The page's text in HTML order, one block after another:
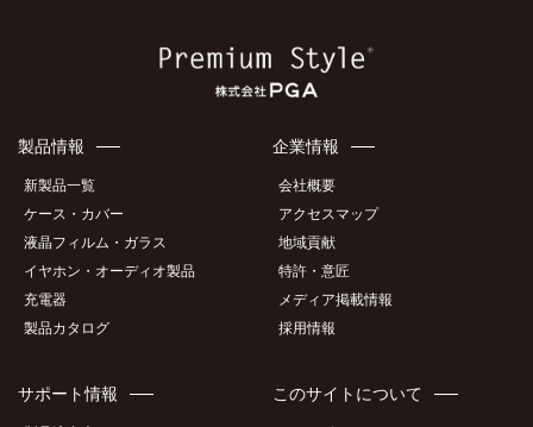
製品情報
新製品一覧
ケース・カバー
液晶フィルム・ガラス
イヤホン・オーディオ製品
充電器
製品カタログ
企業情報
会社概要
アクセスマップ
地域貢献
特許・意匠
メディア掲載情報
採用情報
サポート情報 このサイトについて